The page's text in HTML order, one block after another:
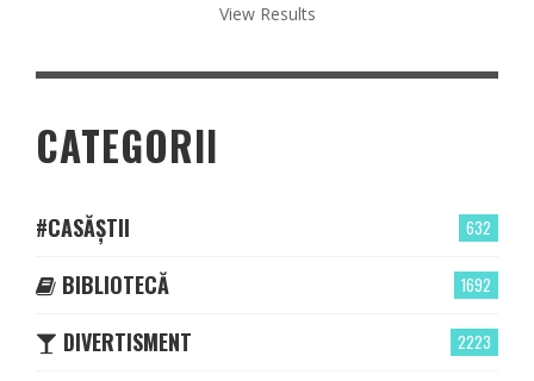
View Results
CATEGORII
632
#CASĂȘTII
1692
BIBLIOTECĂ
2223
DIVERTISMENT